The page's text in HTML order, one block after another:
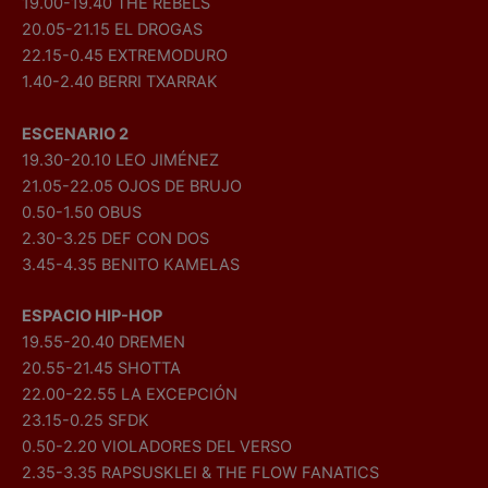
20.05-21.15 EL DROGAS
22.15-0.45 EXTREMODURO
1.40-2.40 BERRI TXARRAK
ESCENARIO 2
19.30-20.10 LEO JIMÉNEZ
21.05-22.05 OJOS DE BRUJO
0.50-1.50 OBUS
2.30-3.25 DEF CON DOS
3.45-4.35 BENITO KAMELAS
ESPACIO HIP-HOP
19.55-20.40 DREMEN
20.55-21.45 SHOTTA
22.00-22.55 LA EXCEPCIÓN
23.15-0.25 SFDK
0.50-2.20 VIOLADORES DEL VERSO
2.35-3.35 RAPSUSKLEI & THE FLOW FANATICS